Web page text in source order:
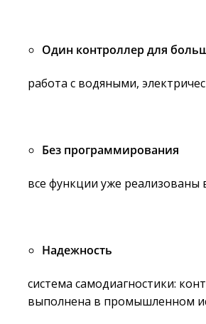
Один контроллер для
работа с водяными,
Без программирования
все функции уже
Надежность
система самодиагностики:
выполнена в промышленном